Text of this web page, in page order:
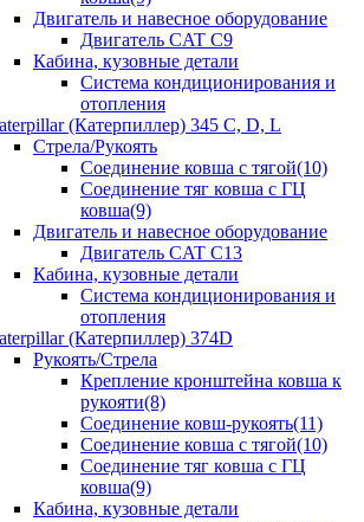
Двигатель и навесное оборудование
Двигатель CAT C9
Кабина, кузовные детали
Система кондиционирования и
отопления
(Катерпиллер) 345 C, D, L
Стрела/Рукоять
Соединение ковша с тягой(10)
Соединение тяг ковша с ГЦ
ковша(9)
Двигатель и навесное оборудование
Двигатель CAT C13
Кабина, кузовные детали
Система кондиционирования и
отопления
(Катерпиллер) 374D
Рукоять/Стрела
Крепление кронштейна ковша к
рукояти(8)
Соединение ковш-рукоять(11)
Соединение ковша с тягой(10)
Соединение тяг ковша с ГЦ
ковша(9)
Кабина, кузовные детали